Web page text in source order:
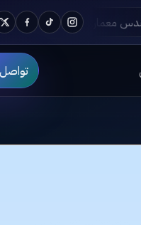
الهندسية المعمارية لازم
TwitterFacebook
TikTokInstagram
تواصل